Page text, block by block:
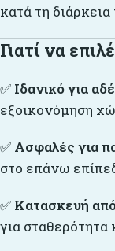
κατά τη
Γιατί να
✅ Ιδανικό για
εξοικονόμηση
✅ Ασφαλές για
στο επάνω
✅ Κατασκευή
για σταθερότητα